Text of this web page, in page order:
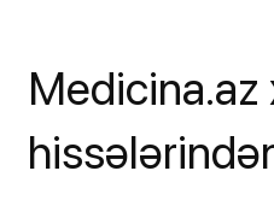
Medicina.az